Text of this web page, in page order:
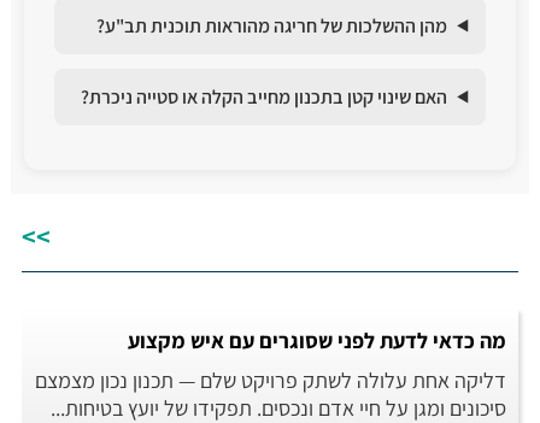
מהן ההשלכות של חריגה מהוראות תוכנית תב"ע?
האם שינוי קטן בתכנון מחייב הקלה או סטייה ניכרת?
>>
מה כדאי לדעת לפני שסוגרים עם איש מקצוע
דליקה אחת עלולה לשתק פרויקט שלם — תכנון נכון מצמצם
סיכונים ומגן על חיי אדם ונכסים. תפקידו של יועץ בטיחות...